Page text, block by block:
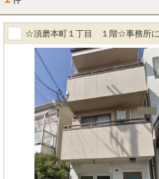
☆須磨本町１丁目 １階☆事務所に